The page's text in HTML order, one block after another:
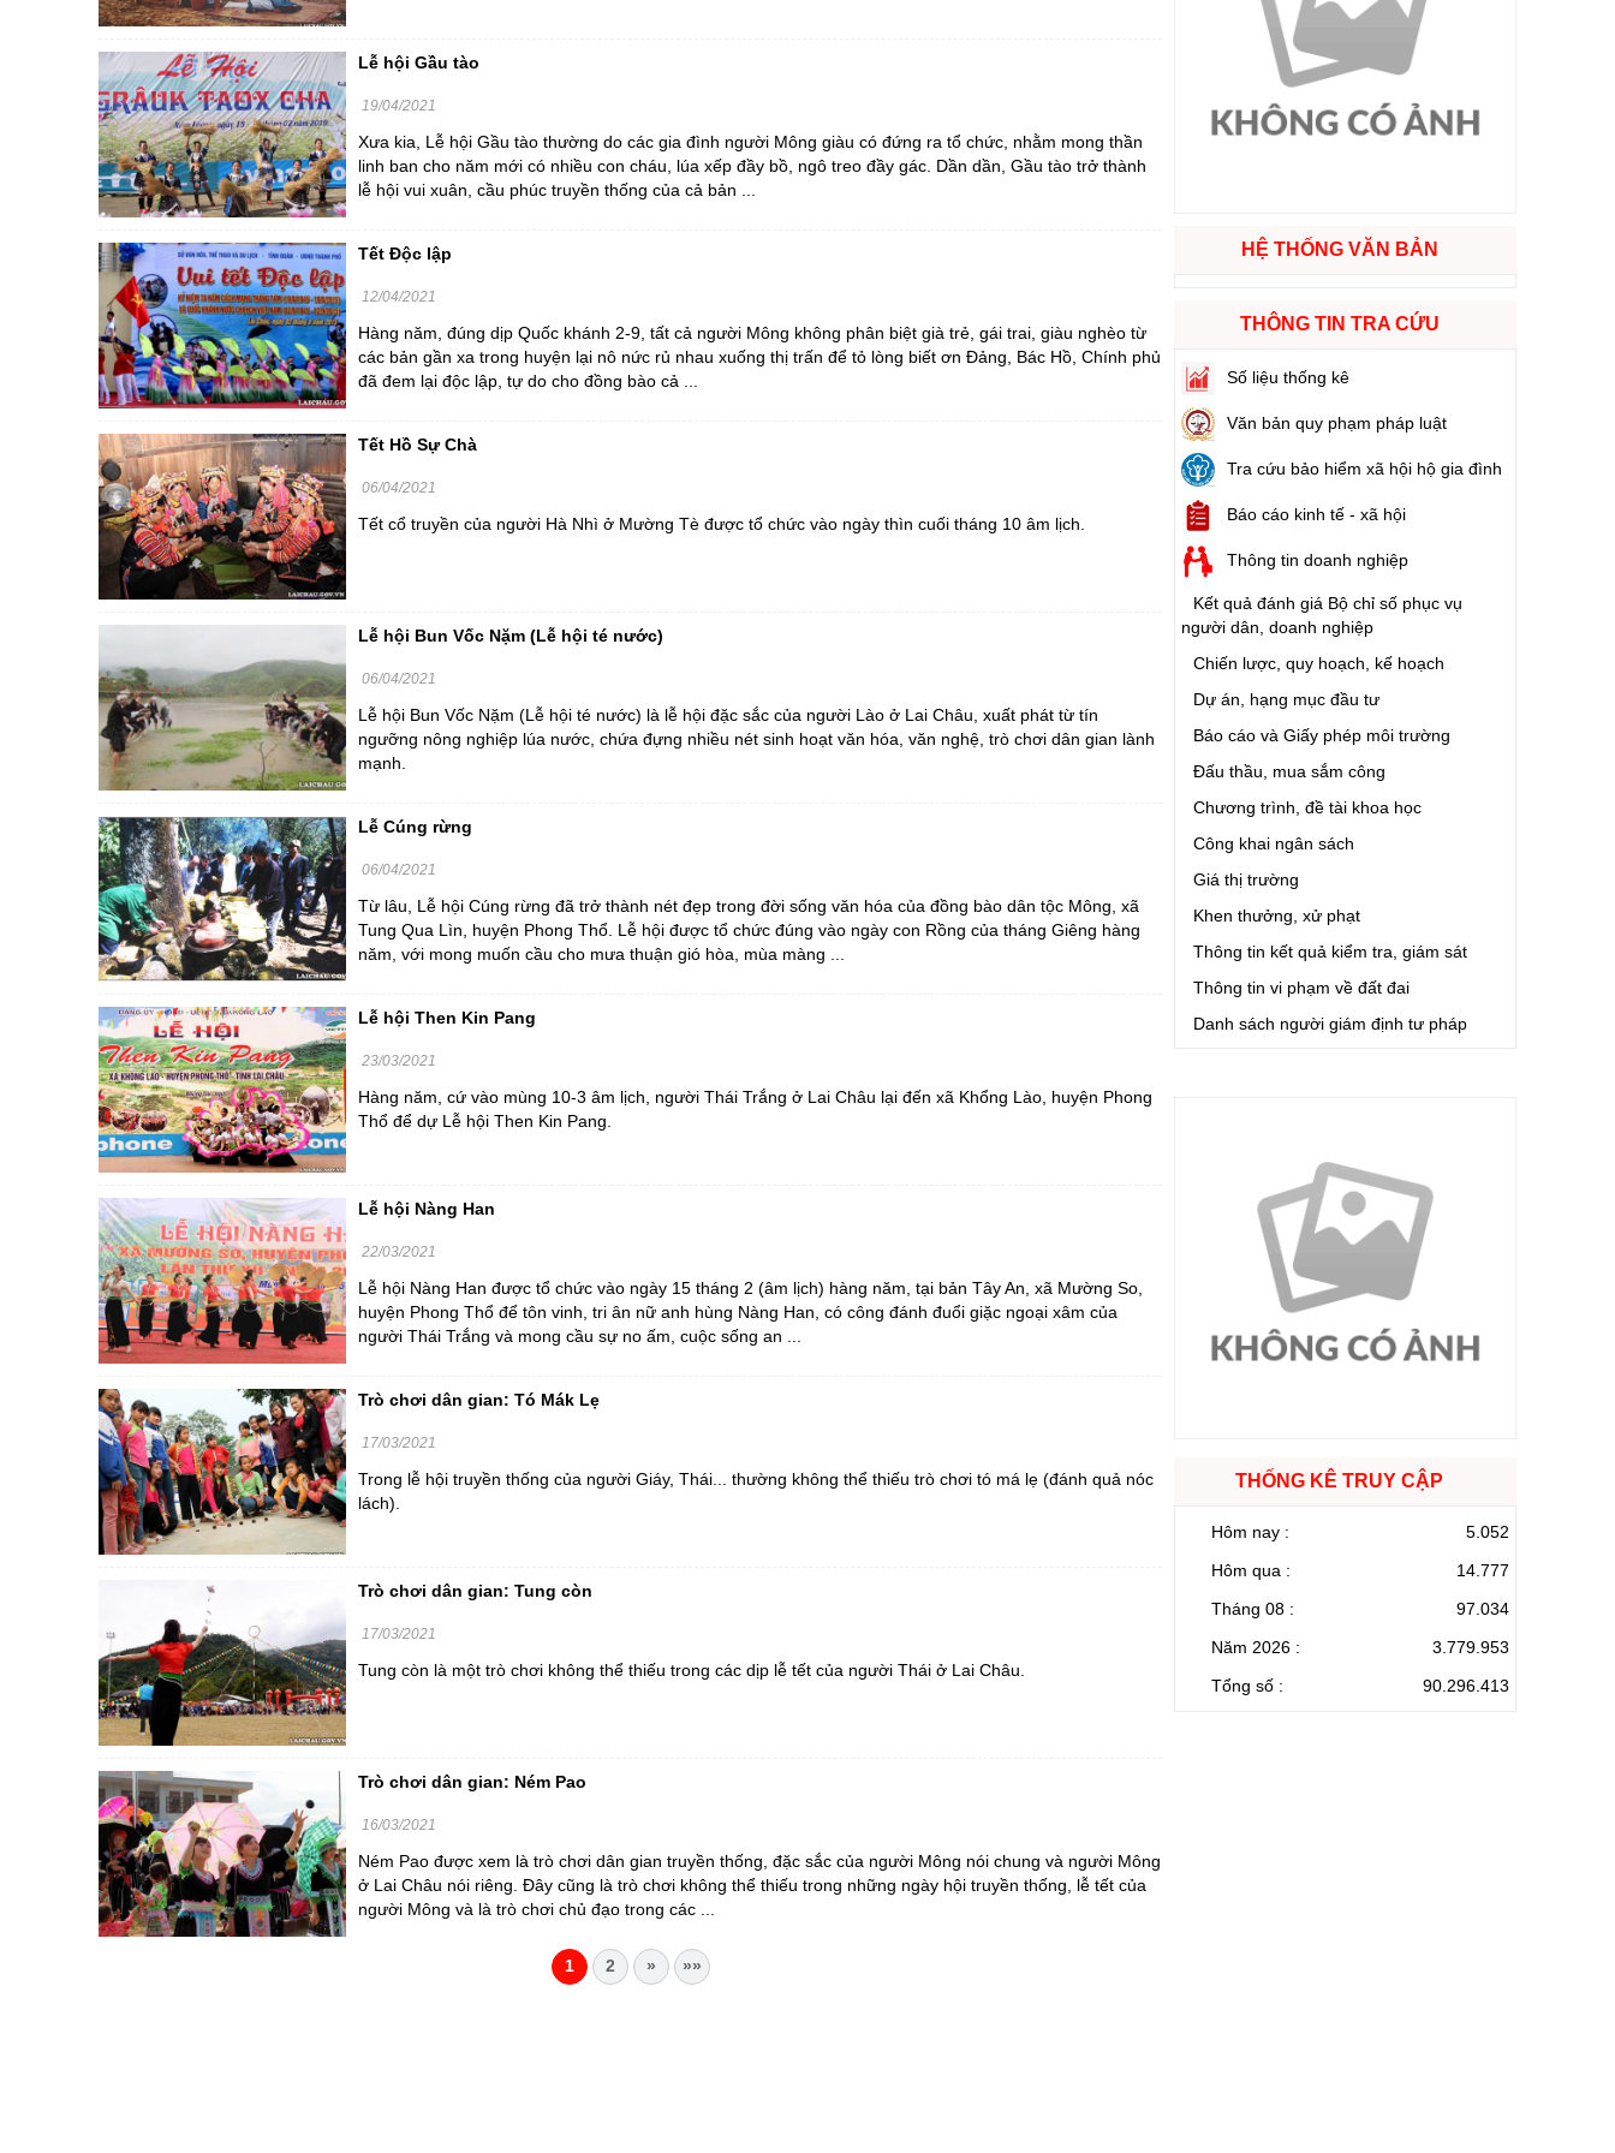
Bầu cử đại biểu Quốc hội khóa XVI và đại biểu Hội đồng nhân dân các cấp nhiệm kỳ 2026 - 2031
Đại hội Đảng các cấp
Gia đình hạnh phúc bền vững
Điểm báo
Lễ hội Gầu tào
19/04/2021
Xưa kia, Lễ hội Gầu tào thường do các gia đình người Mông giàu có đứng ra tổ chức, nhằm mong thần
linh ban cho năm mới có nhiều con cháu, lúa xếp đầy bồ, ngô treo đầy gác. Dần dần, Gầu tào trở thành
lễ hội vui xuân, cầu phúc truyền thống của cả bản ...
Tết Độc lập
12/04/2021
Hàng năm, đúng dịp Quốc khánh 2-9, tất cả người Mông không phân biệt già trẻ, gái trai, giàu nghèo từ
các bản gần xa trong huyện lại nô nức rủ nhau xuống thị trấn để tỏ lòng biết ơn Đảng, Bác Hồ, Chính phủ
đã đem lại độc lập, tự do cho đồng bào cả ...
Tết Hồ Sự Chà
06/04/2021
Tết cổ truyền của người Hà Nhì ở Mường Tè được tổ chức vào ngày thìn cuối tháng 10 âm lịch.
Lễ hội Bun Vốc Nặm (Lễ hội té nước)
06/04/2021
Lễ hội Bun Vốc Nặm (Lễ hội té nước) là lễ hội đặc sắc của người Lào ở Lai Châu, xuất phát từ tín
ngưỡng nông nghiệp lúa nước, chứa đựng nhiều nét sinh hoạt văn hóa, văn nghệ, trò chơi dân gian lành
mạnh.
Lễ Cúng rừng
06/04/2021
Từ lâu, Lễ hội Cúng rừng đã trở thành nét đẹp trong đời sống văn hóa của đồng bào dân tộc Mông, xã
Tung Qua Lìn, huyện Phong Thổ. Lễ hội được tổ chức đúng vào ngày con Rồng của tháng Giêng hàng
năm, với mong muốn cầu cho mưa thuận gió hòa, mùa màng ...
Lễ hội Then Kin Pang
23/03/2021
Hàng năm, cứ vào mùng 10-3 âm lịch, người Thái Trắng ở Lai Châu lại đến xã Khổng Lào, huyện Phong
Thổ để dự Lễ hội Then Kin Pang.
Lễ hội Nàng Han
22/03/2021
Lễ hội Nàng Han được tổ chức vào ngày 15 tháng 2 (âm lịch) hàng năm, tại bản Tây An, xã Mường So,
huyện Phong Thổ để tôn vinh, tri ân nữ anh hùng Nàng Han, có công đánh đuổi giặc ngoại xâm của
người Thái Trắng và mong cầu sự no ấm, cuộc sống an ...
Trò chơi dân gian: Tó Mák Lẹ
17/03/2021
Trong lễ hội truyền thống của người Giáy, Thái... thường không thể thiếu trò chơi tó má lẹ (đánh quả nóc
lách).
Trò chơi dân gian: Tung còn
17/03/2021
Tung còn là một trò chơi không thể thiếu trong các dịp lễ tết của người Thái ở Lai Châu.
Trò chơi dân gian: Ném Pao
16/03/2021
Ném Pao được xem là trò chơi dân gian truyền thống, đặc sắc của người Mông nói chung và người Mông
ở Lai Châu nói riêng. Đây cũng là trò chơi không thể thiếu trong những ngày hội truyền thống, lễ tết của
người Mông và là trò chơi chủ đạo trong các ...
1 2 » »»
HỆ THỐNG VĂN BẢN
THÔNG TIN TRA CỨU
Số liệu thống kê
Văn bản quy phạm pháp luật
Tra cứu bảo hiểm xã hội hộ gia đình
Báo cáo kinh tế - xã hội
Thông tin doanh nghiệp
Kết quả đánh giá Bộ chỉ số phục vụ
người dân, doanh nghiệp
Chiến lược, quy hoạch, kế hoạch
Dự án, hạng mục đầu tư
Báo cáo và Giấy phép môi trường
Đấu thầu, mua sắm công
Chương trình, đề tài khoa học
Công khai ngân sách
Giá thị trường
Khen thưởng, xử phạt
Thông tin kết quả kiểm tra, giám sát
Thông tin vi phạm về đất đai
Danh sách người giám định tư pháp
THỐNG KÊ TRUY CẬP
Hôm nay :
5.052
Hôm qua :
14.777
Tháng 08 :
97.034
Năm 2026 :
3.779.953
Tổng số :
90.296.413